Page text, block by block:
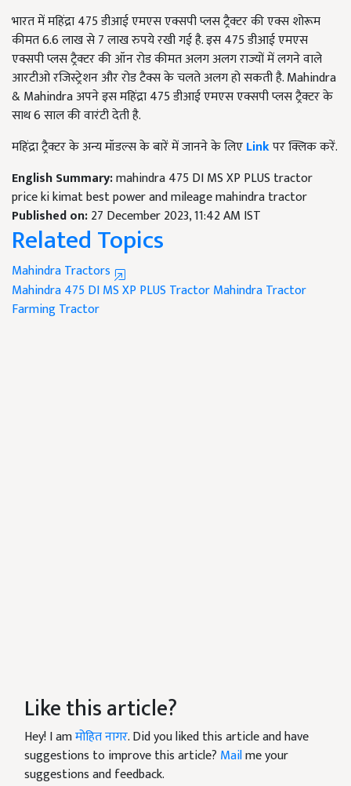
भारत में महिंद्रा 475 डीआई एमएस एक्सपी प्लस ट्रैक्टर की एक्स शोरूम
कीमत 6.6 लाख से 7 लाख रुपये रखी गई है. इस 475 डीआई एमएस
एक्सपी प्लस ट्रैक्टर की ऑन रोड कीमत अलग अलग राज्यों में लगने वाले
आरटीओ रजिस्ट्रेशन और रोड टैक्स के चलते अलग हो सकती है. Mahindra
& Mahindra अपने इस महिंद्रा 475 डीआई एमएस एक्सपी प्लस ट्रैक्टर के
साथ 6 साल की वारंटी देती है.
महिंद्रा ट्रैक्टर के अन्य मॉडल्स के बारें में जानने के लिएLinkपर क्लिक करें.
English Summary:mahindra 475 DI MS XP PLUS tractor
price ki kimat best power and mileage mahindra tractor
Published on:27 December 2023, 11:42 AM IST
Related Topics
Mahindra Tractors
Mahindra 475 DI MS XP PLUS TractorMahindra Tractor
FarmingTractor
Like this article?
Hey! I amमोहित नागर. Did you liked this article and have
suggestions to improve this article? Mailme your
suggestions and feedback.